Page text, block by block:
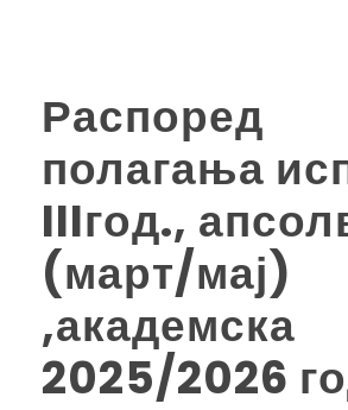
Распоред
полагања
IIIгод.,
(март/мај)
,академска
2025/2026